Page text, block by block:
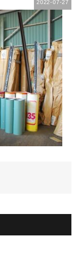
2022-07-27